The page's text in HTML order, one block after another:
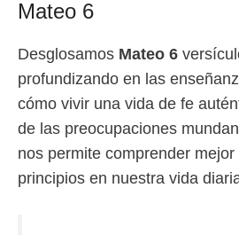
Mateo 6
Desglosamos Mateo 6
profundizando en las
cómo vivir una vida de fe
de las preocupaciones
nos permite comprender
principios en nuestra vida